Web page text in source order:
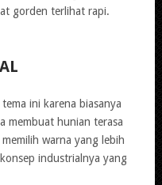
gorden terlihat rapi.
ini karena biasanya
membuat hunian terasa
warna yang lebih
industrialnya yang